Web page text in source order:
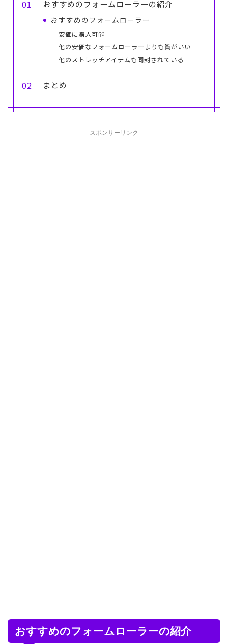
おすすめのフォームローラーの紹介
おすすめのフォームローラー
安価に購入可能
他の安価なフォームローラーよりも質がいい
他のストレッチアイテムも同封されている
まとめ
スポンサーリンク
おすすめのフォームローラーの紹介